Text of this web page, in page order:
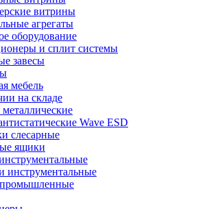
витрины
агрегаты
оборудование
и сплит системы
завесы
мебель
на складе
Wave ESD
слесарные
ящики
инструментальные
промышленные